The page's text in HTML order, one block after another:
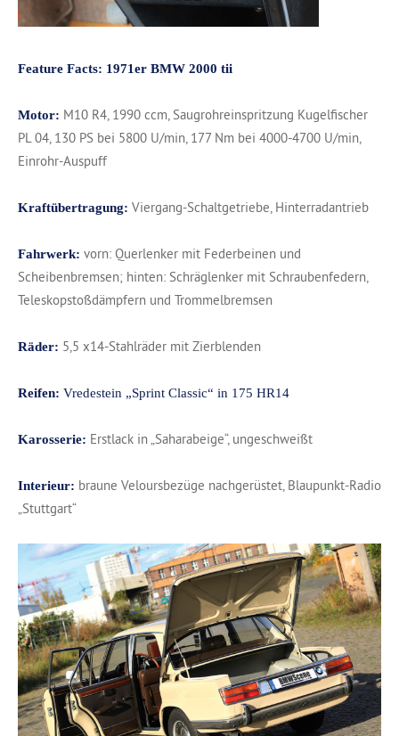
Feature Facts: 1971er BMW 2000 tii
Motor: M10 R4, 1990 ccm, Saugrohreinspritzung Kugelfischer
PL 04, 130 PS bei 5800 U/min, 177 Nm bei 4000-4700 U/min,
Einrohr-Auspuff
Kraftübertragung: Viergang-Schaltgetriebe, Hinterradantrieb
Fahrwerk: vorn: Querlenker mit Federbeinen und
Scheibenbremsen; hinten: Schräglenker mit Schraubenfedern,
Teleskopstoßdämpfern und Trommelbremsen
Räder: 5,5 x14-Stahlräder mit Zierblenden
Reifen: Vredestein „Sprint Classic“ in 175 HR14
Karosserie: Erstlack in „Saharabeige“, ungeschweißt
Interieur: braune Veloursbezüge nachgerüstet, Blaupunkt-Radio
„Stuttgart“